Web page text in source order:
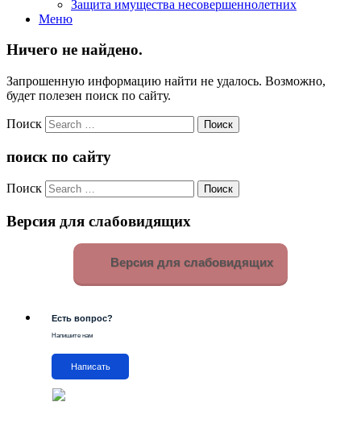
Защита имущества несовершеннолетних
Меню
Ничего не найдено.
Запрошенную информацию найти не удалось. Возможно,
будет полезен поиск по сайту.
Поиск
поиск по сайту
Поиск
Версия для слабовидящих
Версия для слабовидящих
Есть вопрос?
Напишите нам
Написать